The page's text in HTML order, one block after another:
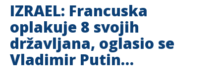
IZRAEL: Francuska
oplakuje 8 svojih
državljana, oglasio se
Vladimir Putin…